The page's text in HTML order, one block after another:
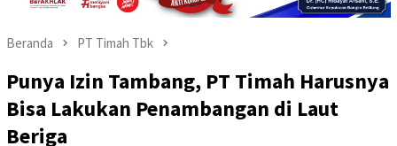
Beranda PT Timah Tbk
Punya Izin Tambang, PT Timah Harusnya
Bisa Lakukan Penambangan di Laut
Beriga